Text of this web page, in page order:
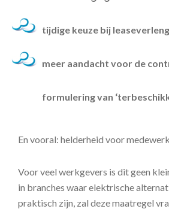
tijdige keuze bij
meer aandacht voor de
formulering van
En vooral: helderheid voor
Voor veel werkgevers is dit geen
in branches waar elektrische
praktisch zijn, zal deze maatregel